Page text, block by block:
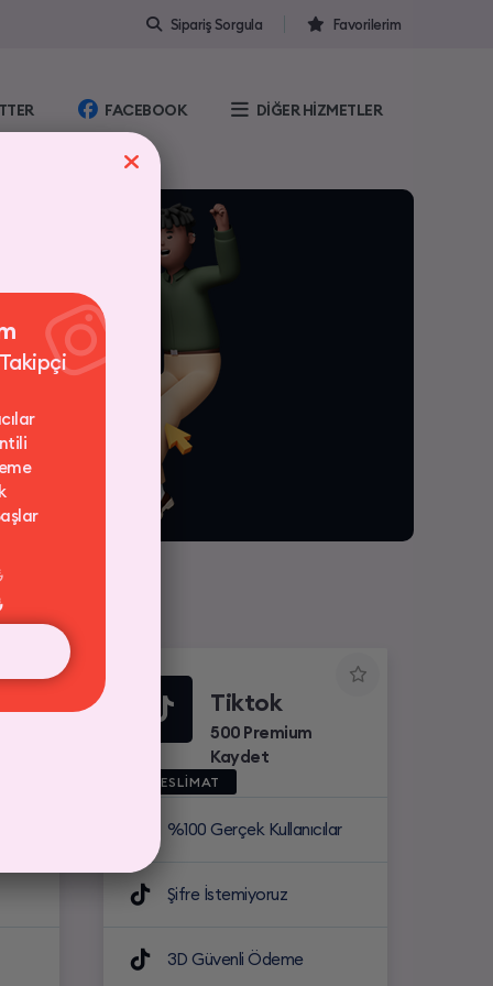
Sipariş Sorgula Favorilerim
FACEBOOK DİĞER HİZMETLER
Tiktok
500 Premium
Kaydet
HIZLI TESLİMAT
%100 Gerçek Kullanıcılar
Şifre İstemiyoruz
3D Güvenli Ödeme